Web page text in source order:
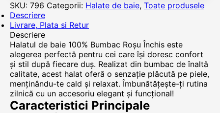
SKU: 796 Categorii: Halate de baie, Toate produsele
Descriere
Livrare, Plata si Retur
Descriere
Halatul de baie 100% Bumbac Roșu Închis este
alegerea perfectă pentru cei care își doresc confort
și stil după fiecare duș. Realizat din bumbac de înaltă
calitate, acest halat oferă o senzație plăcută pe piele,
menținându-te cald și relaxat. Îmbunătățește-ți rutina
zilnică cu un accesoriu elegant și funcțional!
Caracteristici Principale